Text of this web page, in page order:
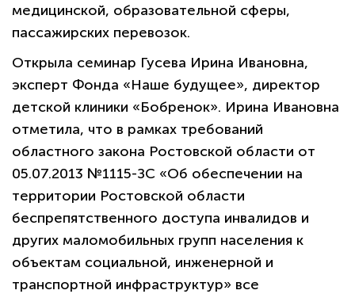
медицинской, образовательной сферы,
пассажирских перевозок.
Открыла семинар Гусева Ирина Ивановна,
эксперт Фонда «Наше будущее», директор
детской клиники «Бобренок». Ирина Ивановна
отметила, что в рамках требований
областного закона Ростовской области от
05.07.2013 №1115-ЗС «Об обеспечении на
территории Ростовской области
беспрепятственного доступа инвалидов и
других маломобильных групп населения к
объектам социальной, инженерной и
транспортной инфраструктур» все